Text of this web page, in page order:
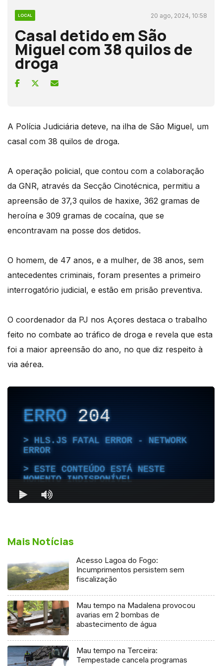
LOCAL 20 ago, 2024, 10:58
Casal detido em São
Miguel com 38 quilos de
droga
A Polícia Judiciária deteve, na ilha de São Miguel, um
casal com 38 quilos de droga.
A operação policial, que contou com a colaboração
da GNR, através da Secção Cinotécnica, permitiu a
apreensão de 37,3 quilos de haxixe, 362 gramas de
heroína e 309 gramas de cocaína, que se
encontravam na posse dos detidos.
O homem, de 47 anos, e a mulher, de 38 anos, sem
antecedentes criminais, foram presentes a primeiro
interrogatório judicial, e estão em prisão preventiva.
O coordenador da PJ nos Açores destaca o trabalho
feito no combate ao tráfico de droga e revela que esta
foi a maior apreensão do ano, no que diz respeito à
via aérea.
Mais Notícias
Acesso Lagoa do Fogo:
Incumprimentos persistem sem
fiscalização
Mau tempo na Madalena provocou
avarias em 2 bombas de
abastecimento de água
Mau tempo na Terceira:
Tempestade cancela programas